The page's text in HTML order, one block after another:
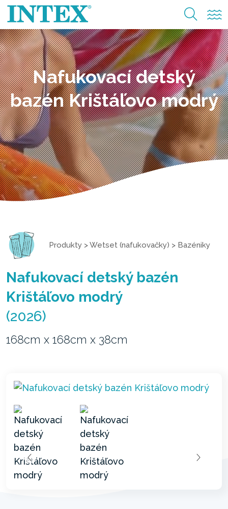
Nafukovací detský
bazén Krištáľovo modrý
Produkty >Wetset (nafukovačky) > Bazéniky
Nafukovací detský bazén
Krištáľovo modrý
(2026)
168cm x 168cm x 38cm